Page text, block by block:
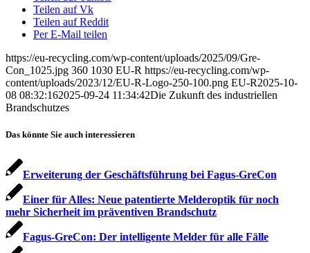
Teilen auf Vk
Teilen auf Reddit
Per E-Mail teilen
https://eu-recycling.com/wp-content/uploads/2025/09/Gre-
Con_1025.jpg 360 1030 EU-R https://eu-recycling.com/wp-
content/uploads/2023/12/EU-R-Logo-250-100.png EU-R2025-10-
08 08:32:162025-09-24 11:34:42Die Zukunft des industriellen
Brandschutzes
Das könnte Sie auch interessieren
Erweiterung der Geschäftsführung bei Fagus-GreCon
Einer für Alles: Neue patentierte Melderoptik für noch
mehr Sicherheit im präventiven Brandschutz
Fagus-GreCon: Der intelligente Melder für alle Fälle